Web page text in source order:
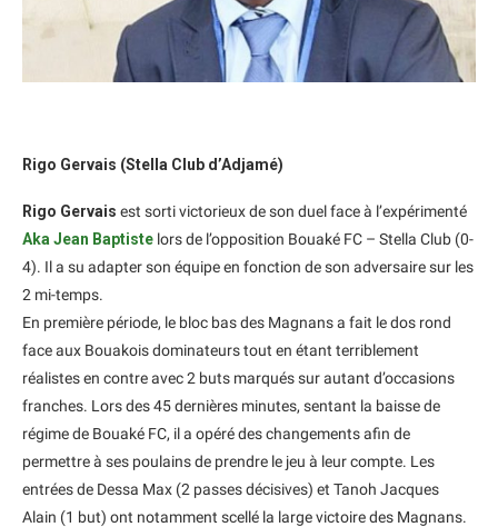
Rigo Gervais (Stella Club d’Adjamé)
Rigo Gervais est sorti victorieux de son duel face à l’expérimenté
Aka Jean Baptiste lors de l’opposition Bouaké FC – Stella Club (0-
4). Il a su adapter son équipe en fonction de son adversaire sur les
2 mi-temps.
En première période, le bloc bas des Magnans a fait le dos rond
face aux Bouakois dominateurs tout en étant terriblement
réalistes en contre avec 2 buts marqués sur autant d’occasions
franches. Lors des 45 dernières minutes, sentant la baisse de
régime de Bouaké FC, il a opéré des changements afin de
permettre à ses poulains de prendre le jeu à leur compte. Les
entrées de Dessa Max (2 passes décisives) et Tanoh Jacques
Alain (1 but) ont notamment scellé la large victoire des Magnans.